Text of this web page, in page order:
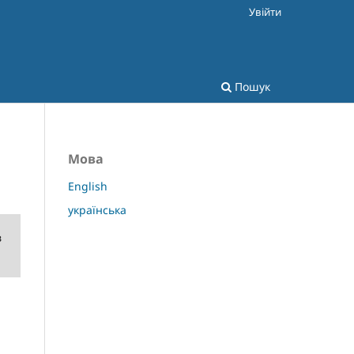
Пошук
Увійти
Мова
English
українська